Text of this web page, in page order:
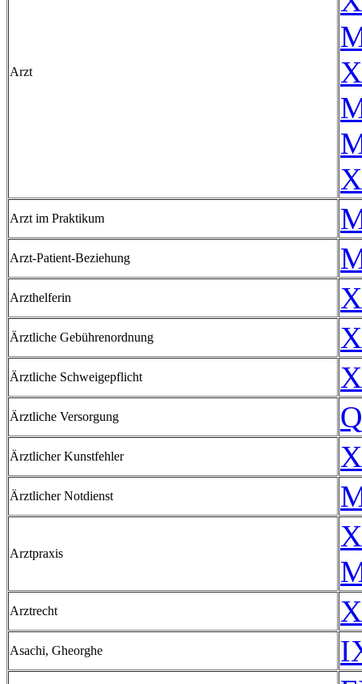
Arzt
Arzt im Praktikum
Arzt-Patient-Beziehung
Arzthelferin
Ärztliche Gebührenordnung
Ärztliche Schweigepflicht
Ärztliche Versorgung
Ärztlicher Kunstfehler
Ärztlicher Notdienst
Arztpraxis
Arztrecht
Asachi, Gheorghe